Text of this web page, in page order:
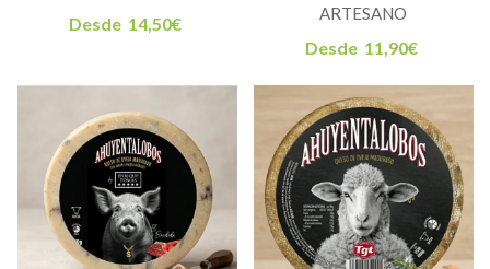
Desde 14,50€
ARTESANO
Desde 11,90€